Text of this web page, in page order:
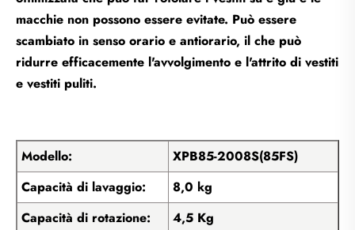
macchie non possono essere evitate. Può essere
scambiato in senso orario e antiorario, il che può
ridurre efficacemente l'avvolgimento e l'attrito di vestiti
e vestiti puliti.
Modello:
XPB85-2008S(85FS)
Capacità di lavaggio:
8,0 kg
Capacità di rotazione:
4,5 Kg